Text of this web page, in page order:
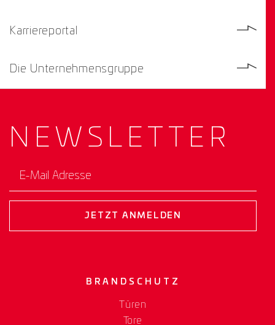
Karriereportal
Die Unternehmensgruppe
NEWS­ LETTER
E-Mail Adresse
JETZT ANMELDEN
BRANDSCHUTZ
Türen
Tore